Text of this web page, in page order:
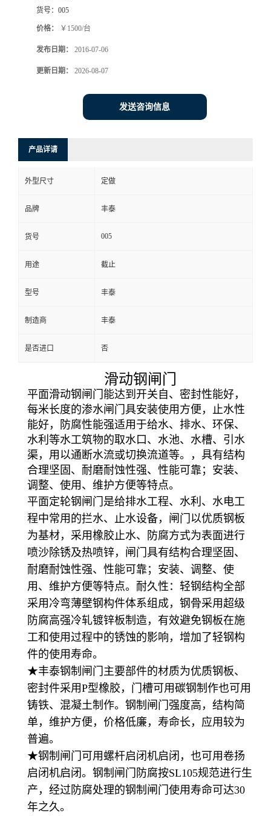
货号： 005
价格： ￥1500/台
发布日期： 2016-07-06
更新日期： 2026-08-07
发送咨询信息
产品详请
外型尺寸 定做
品牌 丰泰
货号 005
用途 截止
型号 丰泰
制造商 丰泰
是否进口 否
滑动钢闸门
平面滑动钢闸门能达到开关自、密封性能好，
每米长度的渗水闸门具安装使用方便，止水性
能好，防腐性能强适用于给水、排水、环保、
水利等水工筑物的取水口、水池、水槽、引水
渠，用以通断水流或切换流道等。，具有结构
合理坚固、耐磨耐蚀性强、性能可靠；安装、
调整、使用、维护方便等特点。
平面定轮钢闸门是给排水工程、水利、水电工
程中常用的拦水、止水设备，闸门以优质钢板
为基材，采用橡胶止水、防腐方式为表面进行
喷沙除锈及热喷锌，闸门具有结构合理坚固、
耐磨耐蚀性强、性能可靠；安装、调整、使
用、维护方便等特点。耐久性：轻钢结构全部
采用冷弯薄壁钢构件体系组成，钢骨采用超级
防腐高强冷轧镀锌板制造，有效避免钢板在施
工和使用过程中的锈蚀的影响，增加了轻钢构
件的使用寿命。
★丰泰钢制闸门主要部件的材质为优质钢板、
密封件采用P型橡胶，门槽可用碳钢制作也可用
铸铁、混凝土制作。钢制闸门强度高，结构简
单，维护方便，价格低廉，寿命长，应用较为
普遍。
★钢制闸门可用螺杆启闭机启闭，也可用卷扬
启闭机启闭。钢制闸门防腐按SL105规范进行生
产，经过防腐处理的钢制闸门使用寿命可达30
年之久。